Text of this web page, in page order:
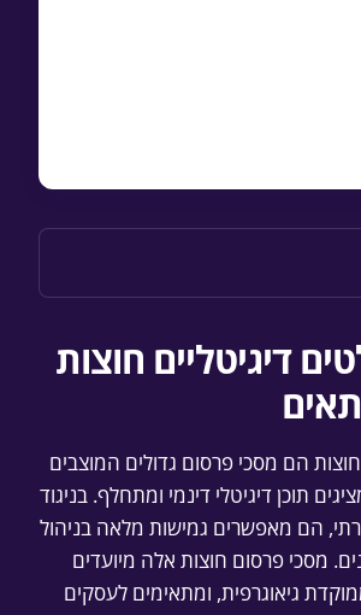
דיגיטליים חוצות
הם מסכי פרסום גדולים המוצבים
תוכן דיגיטלי דינמי ומתחלף. בניגוד
הם מאפשרים גמישות מלאה בניהול
מסכי פרסום חוצות אלה מיועדים
גיאוגרפית, ומתאימים לעסקים